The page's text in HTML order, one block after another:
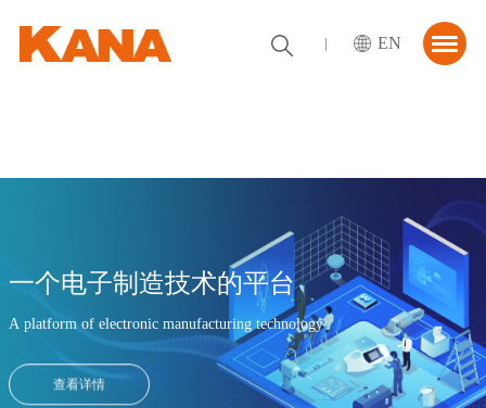
EN
作伙伴
联系我们
一个电子制造技术的平台
A platform of electronic manufacturing technology
查看详情